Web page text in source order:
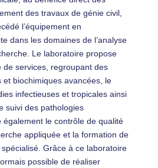
des travaux de génie civil,
l’équipement en
dans les domaines de l’analyse
Le laboratoire propose
de services, regroupant des
et biochimiques avancées, le
infectieuses et tropicales ainsi
suivi des pathologies
également le contrôle de qualité
appliquée et la formation de
Grâce à ce laboratoire
possible de réaliser